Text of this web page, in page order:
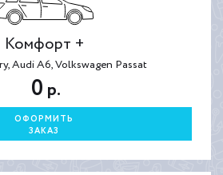
Комфорт +
Audi A6, Volkswagen Passat
0 р.
ОФОРМИТЬ
ЗАКАЗ